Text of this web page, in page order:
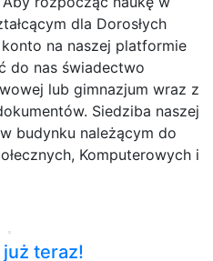
dla Dorosłych
na naszej platformie
do nas świadectwo
lub gimnazjum wraz z
Siedziba naszej
budynku należącym do
Komputerowych i
teraz!